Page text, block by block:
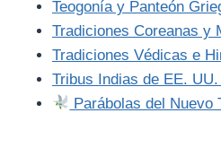
Teogonía y Panteón
Tradiciones Coreanas y
Tradiciones Védicas e
Tribus Indias de EE.
Parábolas del Nuevo